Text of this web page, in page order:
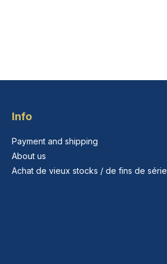
Info
Payment and shipping
About us
Achat de vieux stocks / de fins de série